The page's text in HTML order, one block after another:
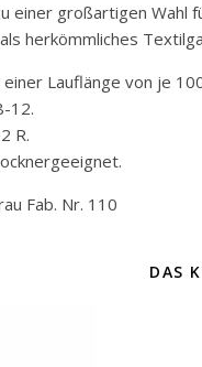
einer großartigen
herkömmliches
Lauflänge von je
12.
R.
Fab. Nr. 110
DAS